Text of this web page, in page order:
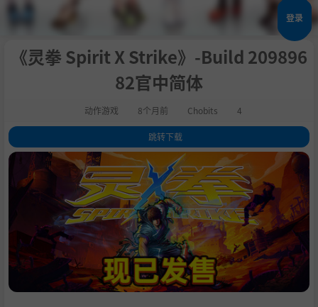
登录
《灵拳 Spirit X Strike》-Build 209896
82官中简体
动作游戏 8个月前 Chobits 4
跳转下载
1.关于此游戏
系统需求
支持作者